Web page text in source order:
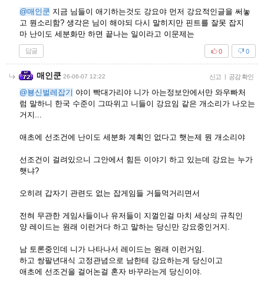
@매인쿤 지금 님들이 애기하는것도 강요야 먼저 강요적인글을 써놓
고 뭔소리함? 생각은 님이 해야되 다시 말히지만 핀트를 잘못 잡지
마 난이도 세분화만 하면 끝나는 일이라고 이문제는
답글 0
0
매인쿤 26-06-07 12:22 신고 | 공감 확인
@뵹신벌레잡기 야이 빡대가리야 니가 아는정보안에서만 와우빠처
럼 말하니 한국 수준이 그따위고 니들이 강요임 같은 개소리가 나오는
거지...
애초에 선조건에 난이도 세분화 계획인 없다고 햇는제 뭔 개소리야
선조건이 걸려있으니 그안에서 힘든 이야기 하고 있는데 강요는 누가
햇냐?
오히려 갑자기 관련도 없는 잡게임들 거들먹거리면서
전혀 무관한 게임사들이나 유저들이 지껄인걸 마치 세상의 규칙인
양 레이드는 원래 이런거다 하고 말하는 당신만 강요중인거지.
남 토론중인데 니가 나타나서 레이드는 원래 이런거임.
하고 쌍팔년대식 고정관념으로 남한테 강요하는게 당신이고
애초에 선조건을 걸어논걸 혼자 바꾸라는게 당신이야.